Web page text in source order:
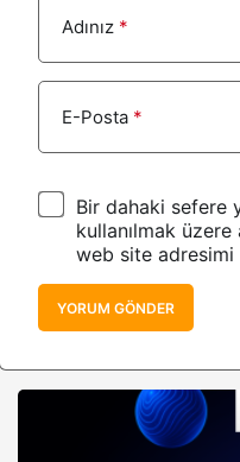
Adınız *
E-Posta *
Bir dahaki sefere
kullanılmak
web site adresimi
YORUM GÖNDER